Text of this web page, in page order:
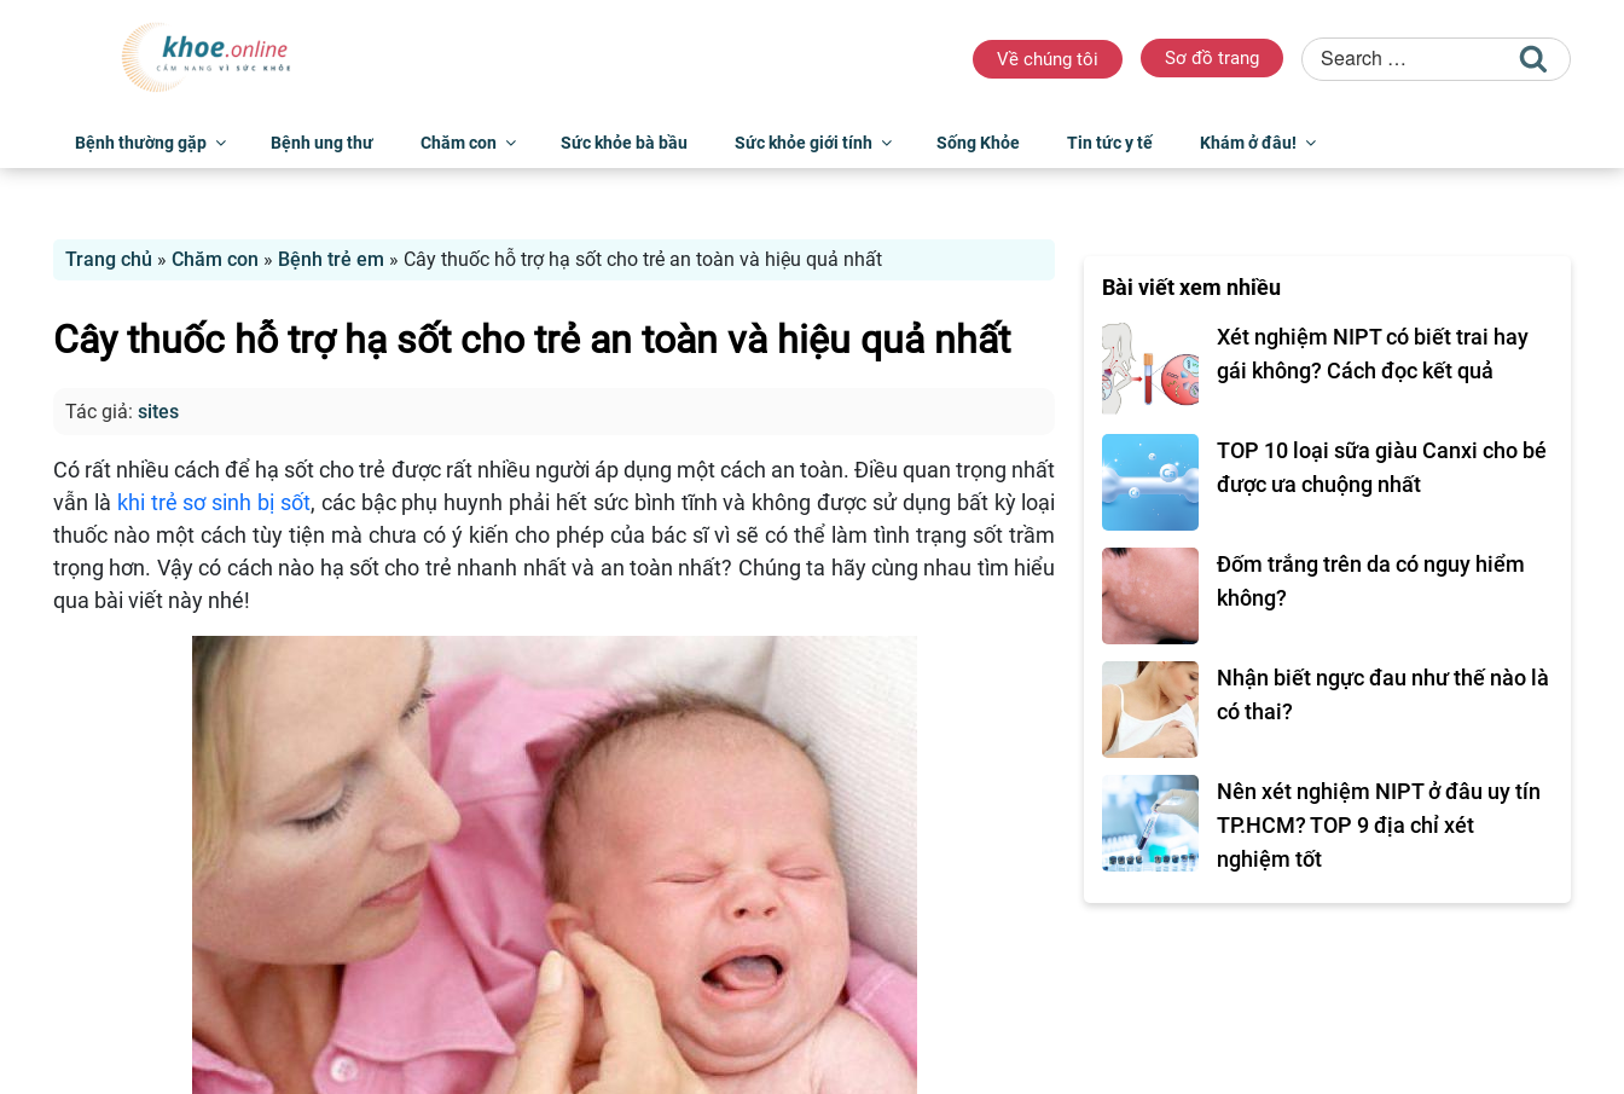
Về chúng tôi Sơ đồ trang
Bệnh thường gặp Bệnh ung thư Chăm con Sức khỏe bà bầu Sức khỏe giới tính Sống Khỏe Tin tức y tế Khám ở đâu!
Trang chủ » Chăm con » Bệnh trẻ em » Cây thuốc hỗ trợ hạ sốt cho trẻ an toàn và hiệu quả nhất
Cây thuốc hỗ trợ hạ sốt cho trẻ an toàn và hiệu quả nhất
Tác giả: sites
Có rất nhiều cách để hạ sốt cho trẻ được rất nhiều người áp dụng một cách an toàn. Điều quan trọng nhất
vẫn là khi trẻ sơ sinh bị sốt, các bậc phụ huynh phải hết sức bình tĩnh và không được sử dụng bất kỳ loại
thuốc nào một cách tùy tiện mà chưa có ý kiến cho phép của bác sĩ vì sẽ có thể làm tình trạng sốt trầm
trọng hơn. Vậy có cách nào hạ sốt cho trẻ nhanh nhất và an toàn nhất? Chúng ta hãy cùng nhau tìm hiểu
qua bài viết này nhé!
Bài viết xem nhiều
Xét nghiệm NIPT có biết trai hay
gái không? Cách đọc kết quả
TOP 10 loại sữa giàu Canxi cho bé
được ưa chuộng nhất
Đốm trắng trên da có nguy hiểm
không?
Nhận biết ngực đau như thế nào là
có thai?
Nên xét nghiệm NIPT ở đâu uy tín
TP.HCM? TOP 9 địa chỉ xét
nghiệm tốt